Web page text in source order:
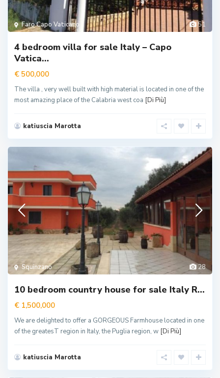
51
Faro Capo Vaticano
4 bedroom villa for sale Italy – Capo
Vatica...
€ 500,000
The villa , very well built with high material is located in one of the
most amazing place of the Calabria west coa [Di Più]
katiuscia Marotta
28
Squinzano
10 bedroom country house for sale Italy R...
€ 1,500,000
We are delighted to offer a GORGEOUS Farmhouse located in one
of the greatesT region in Italy, the Puglia region, w [Di Più]
katiuscia Marotta